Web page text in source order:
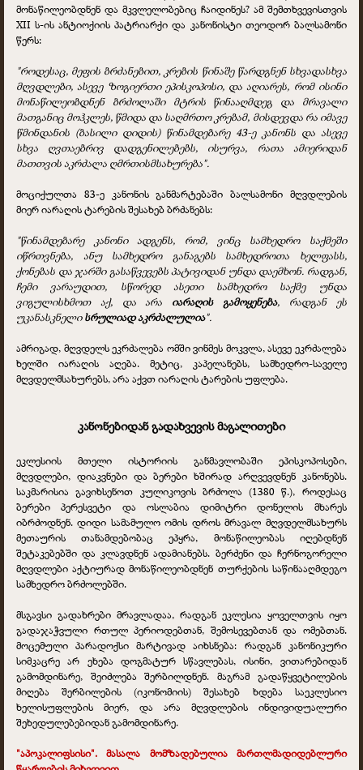
მონაწილეობდნენ და მკვლელობებიც ჩაიდინეს? ამ შემთხვევისთვის
XII ს-ის ანტიოქიის პატრიარქი და კანონისტი თეოდორ ბალსამონი
წერს:
"როდესაც, მეფის ბრძანებით, კრების წინაშე წარდგნენ სხვადასხვა
მღვდლები, ასევე ზოგიერთი ეპისკოპოსი, და აღიარეს, რომ ისინი
მონაწილეობდნენ ბრძოლაში მტრის წინააღმდეგ და მრავალი
მათგანიც მოჰკლეს, წმიდა და საღმრთო კრებამ, მისდევდა რა იმავე
წმინდანის (ბასილი დიდის) წინამდებარე 43-ე კანონს და ასევე
სხვა ღვთაებრივ დადგენილებებს, ისურვა, რათა ამიერიდან
მათთვის აკრძალა ღმრთისმსახურება".
მოციქულთა 83-ე კანონის განმარტებაში ბალსამონი მღვდლების
მიერ იარაღის ტარების შესახებ ბრძანებს:
"წინამდებარე კანონი ადგენს, რომ, ვინც სამხედრო საქმეში
იწრთვნება, ანუ სამხედრო განაგებს სამხედროთა ხელფასს,
ქონებას და ჯარში გასაწვევებს პატივიდან უნდა დაემხონ. რადგან,
ჩემი ვარაუდით, სწორედ ასეთი სამხედრო საქმე უნდა
ვიგულისხმოთ აქ, და არა
იარაღის გამოყენება, რადგან ეს
უკანასკნელი სრულიად აკრძალულია".
ამრიგად, მღვდელს ეკრძალება ომში ვინმეს მოკვლა, ასევე ეკრძალება
ხელში იარაღის აღება. მეტიც, კაპელანებს, სამხედრო-საველე
მღვდელმსახურებს, არა აქვთ იარაღის ტარების უფლება.
კანონებიდან გადახვევის მაგალითები
ეკლესიის მთელი ისტორიის განმავლობაში ეპისკოპოსები,
მღვდლები, დიაკვნები და ბერები ხშირად არღვევდნენ კანონებს.
საკმარისია გავიხსენოთ კულიკოვის ბრძოლა (1380 წ.), როდესაც
ბერები პერესვეტი და ოსლაბია დიმიტრი დონელის მხარეს
იბრძოდნენ. დიდი სამამულო ომის დროს მრავალ მღვდელმსახურს
მეთაურის თანამდებობაც ეპყრა, მონაწილეობას იღებდნენ
შეტაკებებში და კლავდნენ ადამიანებს. ბერძენი და ჩერნოგორელი
მღვდლები აქტიურად მონაწილეობდნენ თურქების საწინააღმდეგო
სამხედრო ბრძოლებში.
მსგავსი გადახრები მრავლადაა, რადგან ეკლესია ყოველთვის იყო
გადაჯაჭვული რთულ პერიოდებთან, შემოსევებთან და ომებთან.
მოცემული პარადოქსი მარტივად აიხსნება: რადგან კანონიკური
სიმკაცრე არ ეხება დოგმატურ სწავლებას, ისინი, ვითარებიდან
გამომდინარე, შეიძლება შერბილდნენ. მაგრამ გადაწყვეტილების
მიღება შერბილების (იკონომიის) შესახებ ხდება საეკლესიო
ხელისუფლების მიერ, და არა მღვდლების ინდივიდუალური
შეხედულებებიდან გამომდინარე.
"აპოკალიფსისი". მასალა მომზადებულია მართლმადიდებლური